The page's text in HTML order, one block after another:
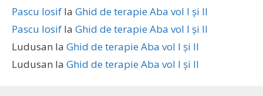
Pascu Iosif la Ghid de terapie Aba vol I și II
Pascu Iosif la Ghid de terapie Aba vol I și II
Ludusan la Ghid de terapie Aba vol I și II
Ludusan la Ghid de terapie Aba vol I și II